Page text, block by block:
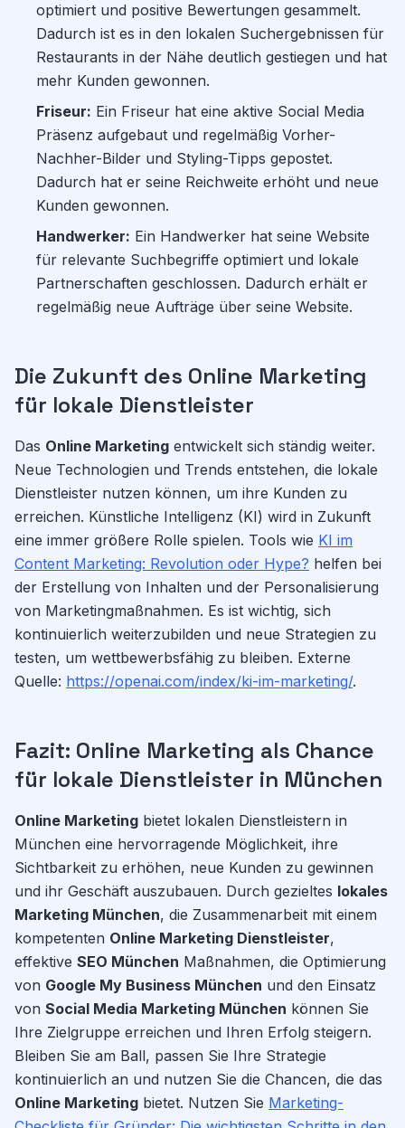
optimiert und positive Bewertungen gesammelt.
Dadurch ist es in den lokalen Suchergebnissen für
Restaurants in der Nähe deutlich gestiegen und hat
mehr Kunden gewonnen.
Friseur: Ein Friseur hat eine aktive Social Media
Präsenz aufgebaut und regelmäßig Vorher-
Nachher-Bilder und Styling-Tipps gepostet.
Dadurch hat er seine Reichweite erhöht und neue
Kunden gewonnen.
Handwerker: Ein Handwerker hat seine Website
für relevante Suchbegriffe optimiert und lokale
Partnerschaften geschlossen. Dadurch erhält er
regelmäßig neue Aufträge über seine Website.
Die Zukunft des Online Marketing
für lokale Dienstleister
Das Online Marketing entwickelt sich ständig weiter.
Neue Technologien und Trends entstehen, die lokale
Dienstleister nutzen können, um ihre Kunden zu
erreichen. Künstliche Intelligenz (KI) wird in Zukunft
eine immer größere Rolle spielen. Tools wie KI im
Content Marketing: Revolution oder Hype? helfen bei
der Erstellung von Inhalten und der Personalisierung
von Marketingmaßnahmen. Es ist wichtig, sich
kontinuierlich weiterzubilden und neue Strategien zu
testen, um wettbewerbsfähig zu bleiben. Externe
Quelle: https://openai.com/index/ki-im-marketing/.
Fazit: Online Marketing als Chance
für lokale Dienstleister in München
Online Marketing bietet lokalen Dienstleistern in
München eine hervorragende Möglichkeit, ihre
Sichtbarkeit zu erhöhen, neue Kunden zu gewinnen
und ihr Geschäft auszubauen. Durch gezieltes lokales
Marketing München, die Zusammenarbeit mit einem
kompetenten Online Marketing Dienstleister,
effektive SEO München Maßnahmen, die Optimierung
von Google My Business München und den Einsatz
von Social Media Marketing München können Sie
Ihre Zielgruppe erreichen und Ihren Erfolg steigern.
Bleiben Sie am Ball, passen Sie Ihre Strategie
kontinuierlich an und nutzen Sie die Chancen, die das
Online Marketing bietet. Nutzen Sie Marketing-